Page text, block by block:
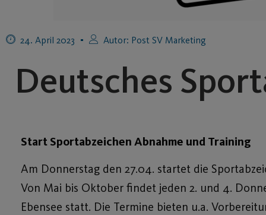
24. April 2023 Autor: Post SV Marketing
Deutsches
Start Sportabzeichen Abnahme und Training
Am Donnerstag den 27.04. startet die
Von Mai bis Oktober findet jeden 2. und 4.
Ebensee statt. Die Termine bieten u.a.